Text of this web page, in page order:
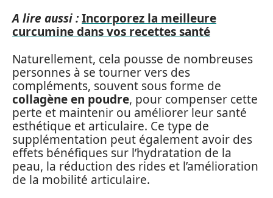
A lire aussi :Incorporez la meilleure
curcumine dans vos recettes santé
Naturellement, cela pousse de nombreuses
personnes à se tourner vers des
compléments, souvent sous forme de
collagène en poudre, pour compenser cette
perte et maintenir ou améliorer leur santé
esthétique et articulaire. Ce type de
supplémentation peut également avoir des
effets bénéfiques sur l’hydratation de la
peau, la réduction des rides et l’amélioration
de la mobilité articulaire.